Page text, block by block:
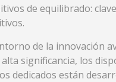
de equilibrado:
de la innovación
significancia, los
dedicados están